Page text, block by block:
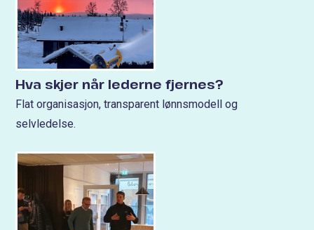
Hva skjer når lederne fjernes?
Flat organisasjon, transparent lønnsmodell og
selvledelse.